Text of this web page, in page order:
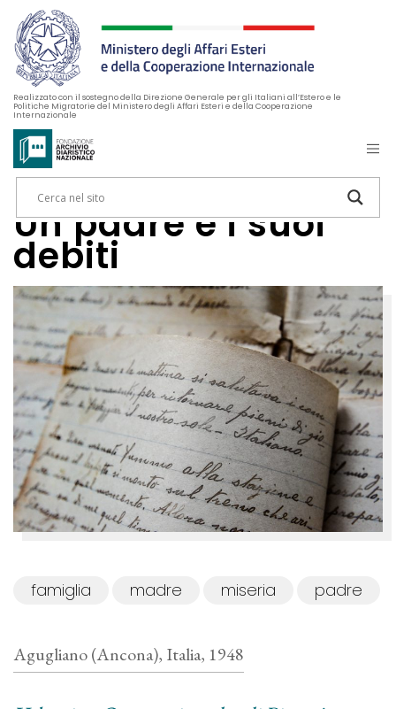
Realizzato con il sostegno della Direzione Generale per gli Italiani all’Estero e le
Politiche Migratorie del Ministero degli Affari Esteri e della Cooperazione
Internazionale
Un padre e i suoi
debiti
famiglia madre miseria padre
Agugliano (Ancona), Italia, 1948